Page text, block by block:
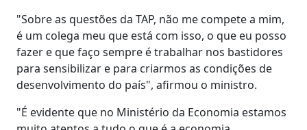
"Sobre as questões da TAP, não me compete a mim,
é um colega meu que está com isso, o que eu posso
fazer e que faço sempre é trabalhar nos bastidores
para sensibilizar e para criarmos as condições de
desenvolvimento do país", afirmou o ministro.
"É evidente que no Ministério da Economia estamos